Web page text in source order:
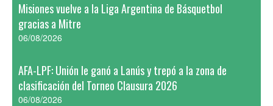
Misiones vuelve a la Liga Argentina de Básquetbol
gracias a Mitre
06/08/2026
AFA-LPF: Unión le ganó a Lanús y trepó a la zona de
clasificación del Torneo Clausura 2026
06/08/2026